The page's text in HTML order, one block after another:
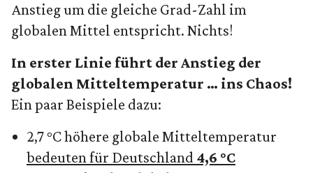
Anstieg um die gleiche Grad-Zahl im
globalen Mittel entspricht. Nichts!
In erster Linie führt der Anstieg der
globalen Mitteltemperatur … ins Chaos!
Ein paar Beispiele dazu:
2,7 °C höhere globale Mitteltemperatur
bedeuten für Deutschland 4,6 °C